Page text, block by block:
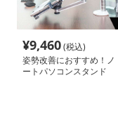
¥9,460(税込)
姿勢改善におすすめ！ノ
ートパソコンスタンド